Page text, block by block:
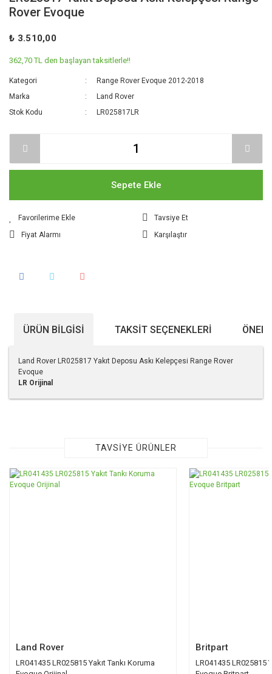
Rover Evoque
₺ 3.510,00
362,70 TL den başlayan taksitlerle!!
Kategori
Range Rover Evoque 2012-2018
Marka
Land Rover
Stok Kodu
LR025817LR
Sepete Ekle
Tavsiye Et
Fiyat Alarmı
Karşılaştır
ÜRÜN BILGISI TAKSIT SEÇENEKLERI
Land Rover LR025817 Yakıt Deposu Askı Kelepçesi Range Rover
Evoque
LR Orijinal
Görüş ve önerileriniz için teşekkür ederiz.
Ürün resmi kalitesiz, bozuk veya görüntülenemiyor.
TAVSİYE ÜRÜNLER
Land Rover
LR041435 LR025815 Yakıt Tankı Koruma
TÜKENDİ
Britpart
LR041435 LR025815